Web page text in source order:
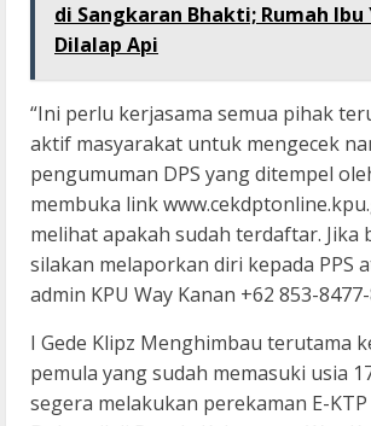
di Sangkaran Bhakti; Rumah Ibu
Dilalap Api
“Ini perlu kerjasama semua pihak
aktif masyarakat untuk mengecek
pengumuman DPS yang ditempel
membuka link
melihat apakah sudah terdaftar. Jika
silakan melaporkan diri kepada PPS
admin KPU Way Kanan +62 853-
I Gede Klipz Menghimbau terutama
pemula yang sudah memasuki usia
segera melakukan perekaman E-